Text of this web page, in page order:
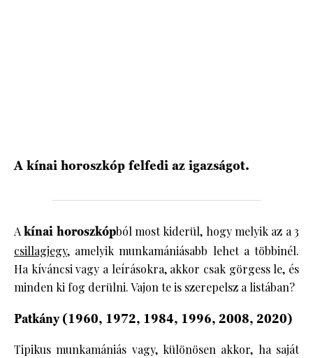
A kínai horoszkóp felfedi az igazságot.
Akínai horoszkópból most kiderül, hogy melyik az a3
csillagjegy, amelyik munkamániásabb lehet a többinél.
Ha kíváncsi vagy a leírásokra, akkor csak görgess le, és
minden ki fog derülni. Vajon te is szerepelsz a listában?
Patkány (1960, 1972, 1984, 1996, 2008, 2020)
Tipikus munkamániás vagy, különösen akkor, ha saját